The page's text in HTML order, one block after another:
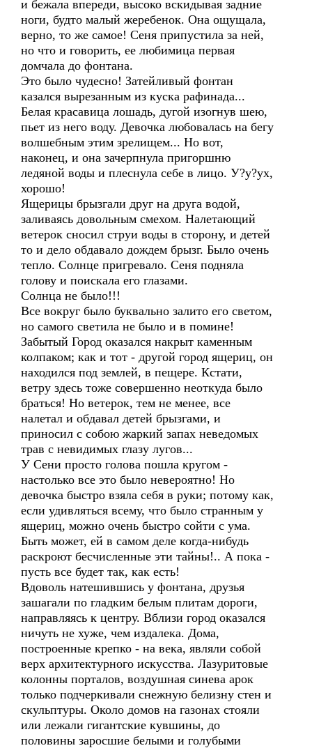
и бежала впереди, высоко вскидывая задние
ноги, будто малый жеребенок. Она ощущала,
верно, то же самое! Сеня припустила за ней,
но что и говорить, ее любимица первая
домчала до фонтана.
Это было чудесно! Затейливый фонтан
казался вырезанным из куска рафинада...
Белая красавица лошадь, дугой изогнув шею,
пьет из него воду. Девочка любовалась на бегу
волшебным этим зрелищем... Но вот,
наконец, и она зачерпнула пригоршню
ледяной воды и плеснула себе в лицо. У?у?ух,
хорошо!
Ящерицы брызгали друг на друга водой,
заливаясь довольным смехом. Налетающий
ветерок сносил струи воды в сторону, и детей
то и дело обдавало дождем брызг. Было очень
тепло. Солнце пригревало. Сеня подняла
голову и поискала его глазами.
Солнца не было!!!
Все вокруг было буквально залито его светом,
но самого светила не было и в помине!
Забытый Город оказался накрыт каменным
колпаком; как и тот - другой город ящериц, он
находился под землей, в пещере. Кстати,
ветру здесь тоже совершенно неоткуда было
браться! Но ветерок, тем не менее, все
налетал и обдавал детей брызгами, и
приносил с собою жаркий запах неведомых
трав с невидимых глазу лугов...
У Сени просто голова пошла кругом -
настолько все это было невероятно! Но
девочка быстро взяла себя в руки; потому как,
если удивляться всему, что было странным у
ящериц, можно очень быстро сойти с ума.
Быть может, ей в самом деле когда-нибудь
раскроют бесчисленные эти тайны!.. А пока -
пусть все будет так, как есть!
Вдоволь натешившись у фонтана, друзья
зашагали по гладким белым плитам дороги,
направляясь к центру. Вблизи город оказался
ничуть не хуже, чем издалека. Дома,
построенные крепко - на века, являли собой
верх архитектурного искусства. Лазуритовые
колонны порталов, воздушная синева арок
только подчеркивали снежную белизну стен и
скульптуры. Около домов на газонах стояли
или лежали гигантские кувшины, до
половины заросшие белыми и голубыми